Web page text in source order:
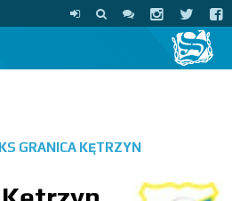
GRANICA KĘTRZYN